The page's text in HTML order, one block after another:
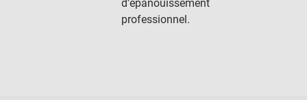
d’épanouissement
professionnel.